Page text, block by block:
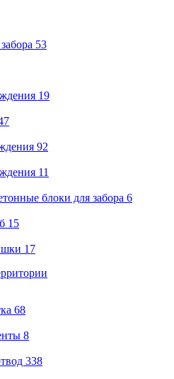
53
19
92
11
блоки для забора 6
15
17
68
8
338